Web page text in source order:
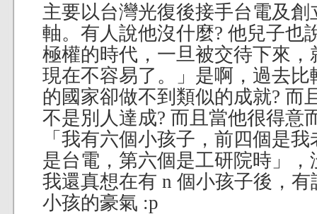
主要以台灣光復後接手台電及
軸。有人說他沒什麼? 他兒子也
極權的時代，一旦被交待下來
現在不容易了。」是啊，過去
的國家卻做不到類似的成就? 而
不是別人達成? 而且當他很得意
「我有六個小孩子，前四個是
是台電，第六個是工研院時」
我還真想在有 n 個小孩子後，
小孩的豪氣 :p